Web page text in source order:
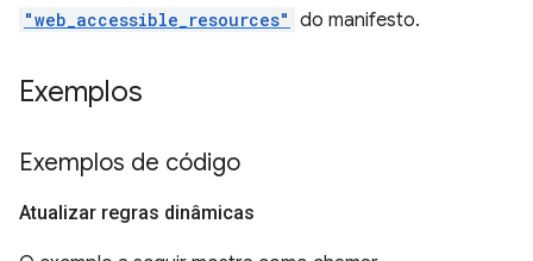
"web_accessible_resources" do manifesto.
Exemplos
Exemplos de código
Atualizar regras dinâmicas